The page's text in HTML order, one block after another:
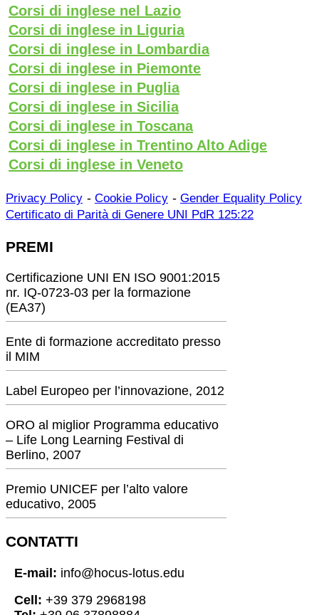
Corsi di inglese nel Lazio
Corsi di inglese in Liguria
Corsi di inglese in Lombardia
Corsi di inglese in Piemonte
Corsi di inglese in Puglia
Corsi di inglese in Sicilia
Corsi di inglese in Toscana
Corsi di inglese in Trentino Alto Adige
Corsi di inglese in Veneto
Privacy Policy - Cookie Policy - Gender Equality Policy
Certificato di Parità di Genere UNI PdR 125:22
PREMI
Certificazione UNI EN ISO 9001:2015
nr. IQ-0723-03 per la formazione
(EA37)
Ente di formazione accreditato presso
il MIM
Label Europeo per l’innovazione, 2012
ORO al miglior Programma educativo
– Life Long Learning Festival di
Berlino, 2007
Premio UNICEF per l’alto valore
educativo, 2005
CONTATTI
E-mail: info@hocus-lotus.edu
Cell: +39 379 2968198